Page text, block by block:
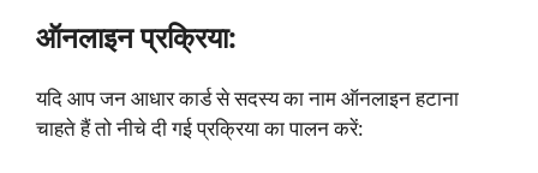
ऑनलाइन प्रक्रिया:
यदि आप जन आधार कार्ड से सदस्य का नाम ऑनलाइन हटाना
चाहते हैं तो नीचे दी गई प्रक्रिया का पालन करें: